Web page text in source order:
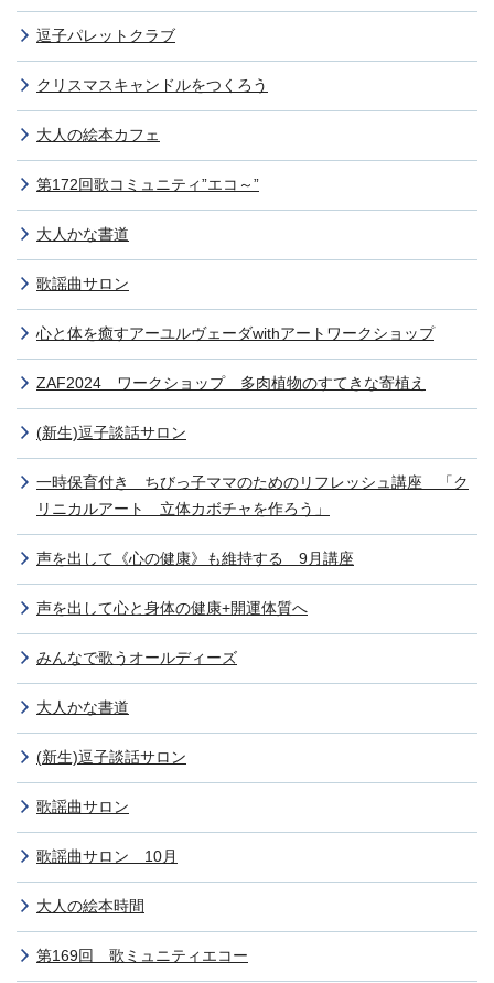
逗子パレットクラブ
クリスマスキャンドルをつくろう
大人の絵本カフェ
第172回歌コミュニティ”エコ～”
大人かな書道
歌謡曲サロン
心と体を癒すアーユルヴェーダwithアートワークショップ
ZAF2024 ワークショップ 多肉植物のすてきな寄植え
(新生)逗子談話サロン
一時保育付き ちびっ子ママのためのリフレッシュ講座 「ク
リニカルアート 立体カボチャを作ろう」
声を出して《心の健康》も維持する 9月講座
声を出して心と身体の健康+開運体質へ
みんなで歌うオールディーズ
大人かな書道
(新生)逗子談話サロン
歌謡曲サロン
歌謡曲サロン 10月
大人の絵本時間
第169回 歌ミュニティエコー